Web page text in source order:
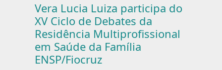
Vera Lucia Luiza participa do
XV Ciclo de Debates da
Residência Multiprofissional
em Saúde da Família
ENSP/Fiocruz